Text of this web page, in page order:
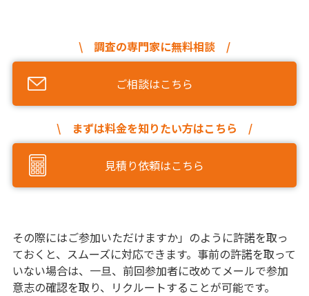
\ 調査の専門家に無料相談 /
ご相談はこちら
\ まずは料金を知りたい方はこちら /
見積り依頼はこちら
その際にはご参加いただけますか」のように許諾を取っ
ておくと、スムーズに対応できます。事前の許諾を取って
いない場合は、一旦、前回参加者に改めてメールで参加
意志の確認を取り、リクルートすることが可能です。